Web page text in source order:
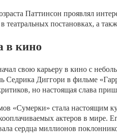
Паттинсон проявлял
в театральных постановках, а
в кино
свою карьеру в кино с
Седрика Диггори в фильме
но настоящая слава
«Сумерки» стала настоящим
актеров в мире.
сердца миллионов